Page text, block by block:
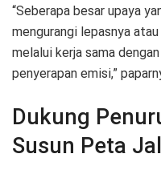
“Seberapa besar upaya
mengurangi lepasnya
melalui kerja sama
penyerapan emisi,”
Dukung
Susun Peta